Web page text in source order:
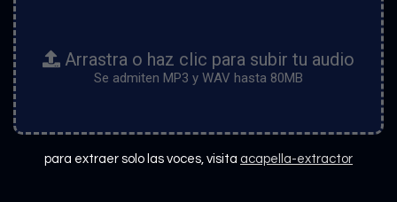
Arrastra o haz clic para subir tu audio
Se admiten MP3 y WAV hasta 80MB
para extraer solo las voces, visita acapella-extractor